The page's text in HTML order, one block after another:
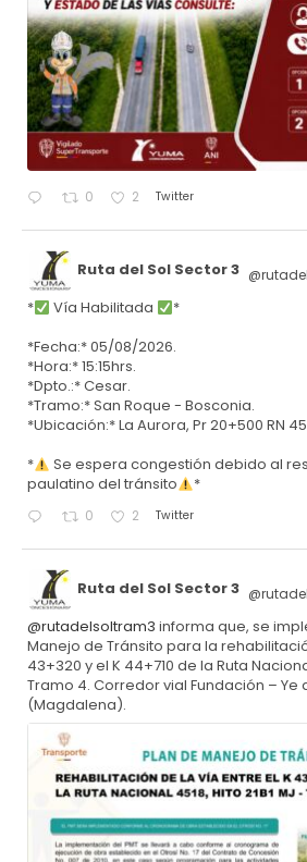
0 2 Twitter
Ruta del Sol Sector 3
* Vía Habilitada
*
*Fecha:* 05/08/2026.
*Hora:* 15:15hrs.
*Dpto.:* Cesar.
*Tramo:* San Roque - Bosconia.
*Ubicación:* La Aurora, Pr 20+500 RN
*
Se espera congestión debido al
paulatino del tránsito
*
0 2 Twitter
Ruta del Sol Sector 3
@rutadelsoltram3 informa que, se
Manejo de Tránsito para la
43+320 y el K 44+710 de la Ruta
Tramo 4. Corredor vial Fundación – Ye
(Magdalena).